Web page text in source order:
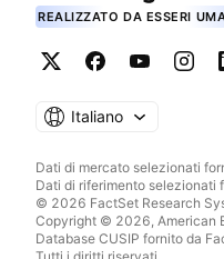
REALIZZATO DA ESSERI
Italiano
Dati di mercato selezionati
Dati di riferimento selezionati
© 2026 FactSet Research
Copyright © 2026, American
Database CUSIP fornito da